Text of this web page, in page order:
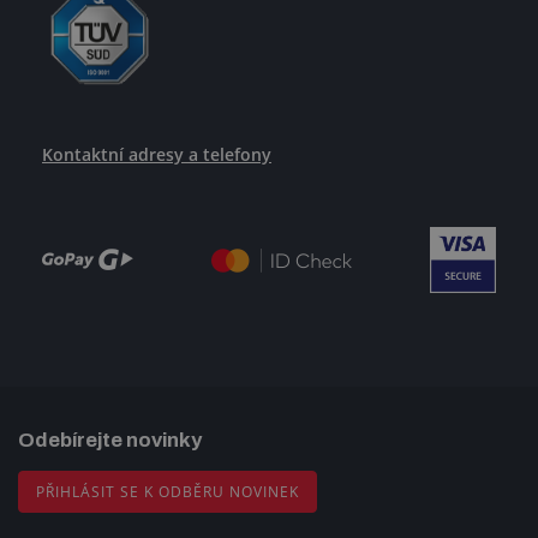
Kontaktní adresy a telefony
Odebírejte novinky
PŘIHLÁSIT SE K ODBĚRU NOVINEK